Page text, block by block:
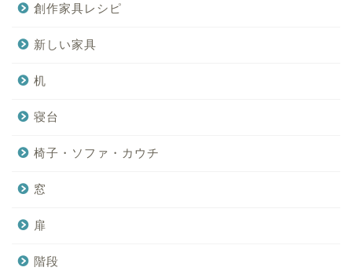
創作家具レシピ
新しい家具
机
寝台
椅子・ソファ・カウチ
窓
扉
階段